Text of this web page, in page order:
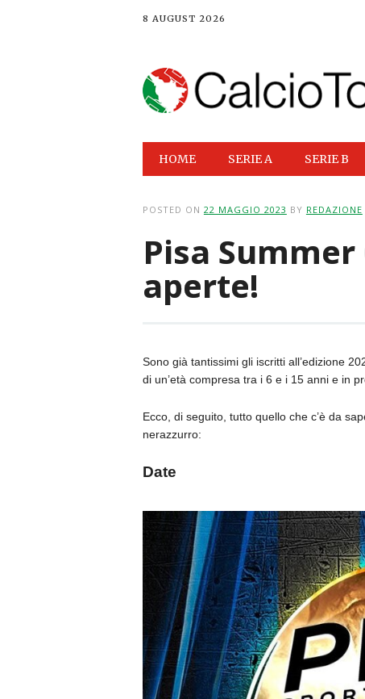
8 AUGUST 2026
Main menu
HOME SERIE A SERIE B
POSTED ON 22 MAGGIO 2023 BY REDAZIONE
Pisa
aperte!
Sono già tantissimi gli iscritti all’edizione
di un’età compresa tra i 6 e i 15 anni e in
Ecco, di seguito, tutto quello che c’è da
nerazzurro:
Date